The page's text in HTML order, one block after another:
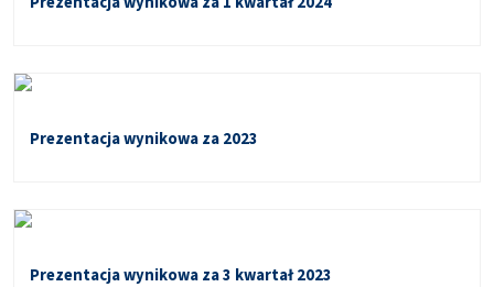
Prezentacja wynikowa za 2023
Prezentacja wynikowa za 3 kwartał 2023